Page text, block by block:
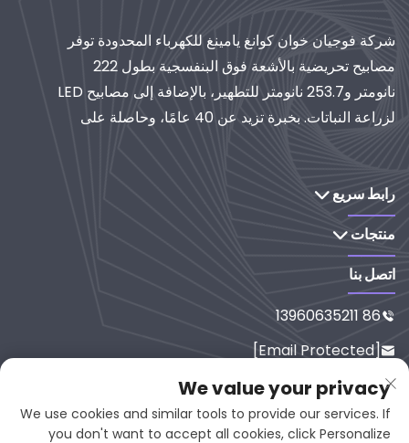
شركة فوجيان خوان كوانغ يامينغ للكهرباء المحدودة توفر
مصابيح تحريضية بالأشعة فوق البنفسجية بطول 222
نانومتر و253.7 نانومتر للتطهير، بالإضافة إلى مصابيح LED
لزراعة النباتات. بخبرة تزيد عن 40 عامًا، وحاصلة على
رابط سريع
منتجات
اتصل بنا

86 13960635211

[email Protected]

رقم 65-9، شارع شيسي، يانبينغ، فوجي
ان، 353001، الصين
We value your privacy
We use cookies and similar tools to provide our services. If
you don't want to accept all cookies, click Personalize